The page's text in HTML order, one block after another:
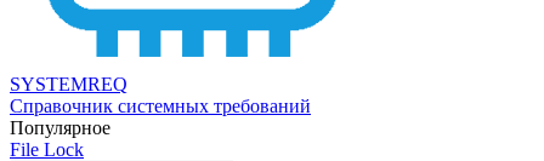
SYSTEMREQ
Справочник системных требований
Популярное
File Lock